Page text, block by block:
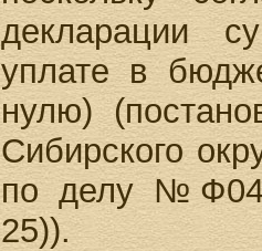
декларации
уплате в
нулю)
Сибирского
по делу №Ф04-
25)).